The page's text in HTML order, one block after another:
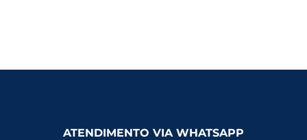
ATENDIMENTO VIA WHATSAPP